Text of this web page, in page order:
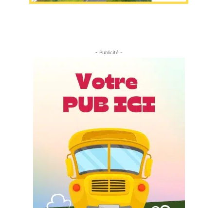
- Publicité -